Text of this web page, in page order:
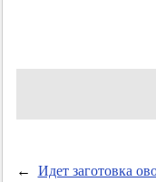
←
Идет заготовка